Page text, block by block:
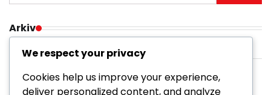
for:
Arkiv
February 2026
We respect your privacy
Cookies help us improve your experience,
deliver personalized content, and analyze